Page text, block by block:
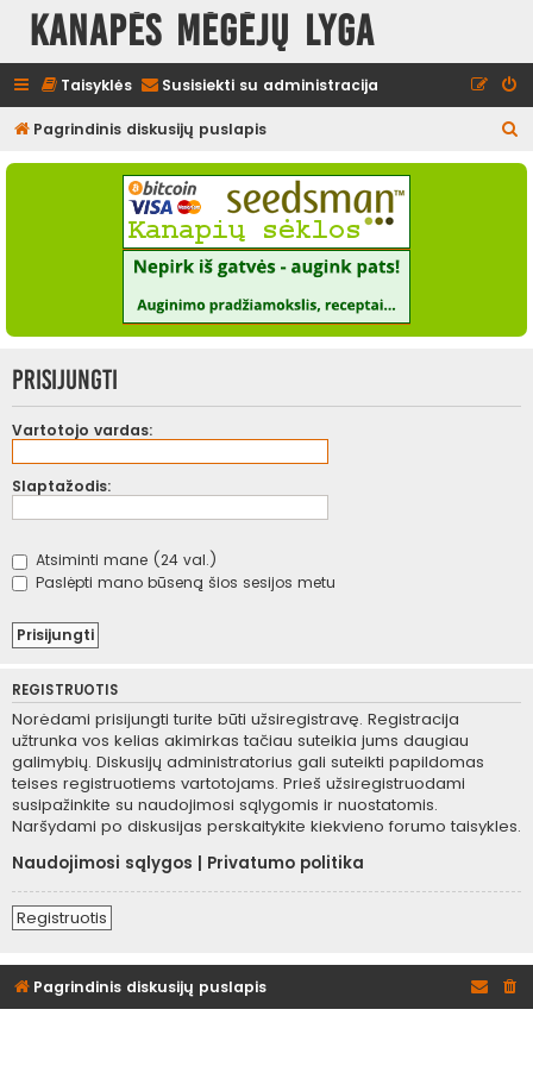
Kanapės mėgėjų lyga
Taisyklės Susisiekti su administracija
Pagrindinis diskusijų puslapis
e
Prisijungti
Vartotojo vardas:
Slaptažodis:
Atsiminti mane (24 val.)
Paslėpti mano būseną šios sesijos metu
REGISTRUOTIS
Norėdami prisijungti turite būti užsiregistravę. Registracija
užtrunka vos kelias akimirkas tačiau suteikia jums daugiau
galimybių. Diskusijų administratorius gali suteikti papildomas
teises registruotiems vartotojams. Prieš užsiregistruodami
susipažinkite su naudojimosi sąlygomis ir nuostatomis.
Naršydami po diskusijas perskaitykite kiekvieno forumo taisykles.
Naudojimosi sąlygos
Privatumo politika
Registruotis
Pagrindinis diskusijų puslapis